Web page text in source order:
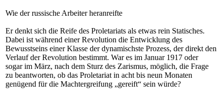
Wie der russische Arbeiter heranreifte
Er denkt sich die Reife des Proletariats als etwas rein Statisches.
Dabei ist während einer Revolution die Entwicklung des
Bewusstseins einer Klasse der dynamischste Prozess, der direkt den
Verlauf der Revolution bestimmt. War es im Januar 1917 oder
sogar im März, nach dem Sturz des Zarismus, möglich, die Frage
zu beantworten, ob das Proletariat in acht bis neun Monaten
genügend für die Machtergreifung „gereift“ sein würde?